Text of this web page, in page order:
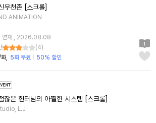
무천존 [스크롤]
ANIMATION
연재 , 2026.08.08
(4)
5화 무료 50% 할인
잖은 헌터님의 아찔한 시스템 [스크롤]
L.J